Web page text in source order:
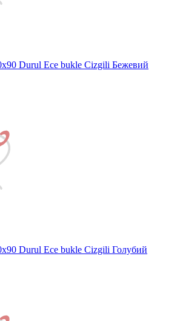
Durul Ece bukle Cizgili Бежевий
Durul Ece bukle Cizgili Голубий